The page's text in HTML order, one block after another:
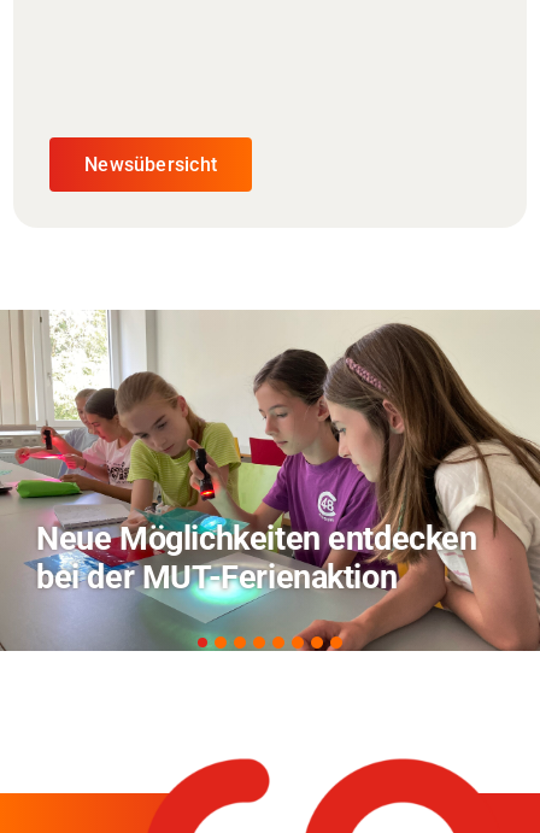
Newsübersicht
TVO berichtet über Forschung
zu KI in der Landwirtschaft